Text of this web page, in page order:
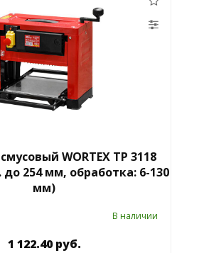
WORTEX TP 3118
254 мм, обработка: 6-130
мм)
В наличии
1 122.40 руб.